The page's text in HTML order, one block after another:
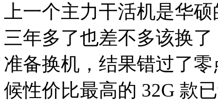
上一个主力干活机是华
三年多了也差不多该换
准备换机，结果错过了
候性价比最高的 32G 款